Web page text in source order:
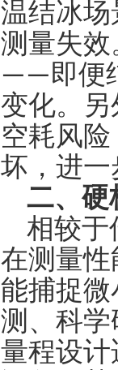
温结冰
测量失
——即便
变化。另
空耗风
坏，进
二、硬
相较于
在测量
能捕捉
测、科
量程设